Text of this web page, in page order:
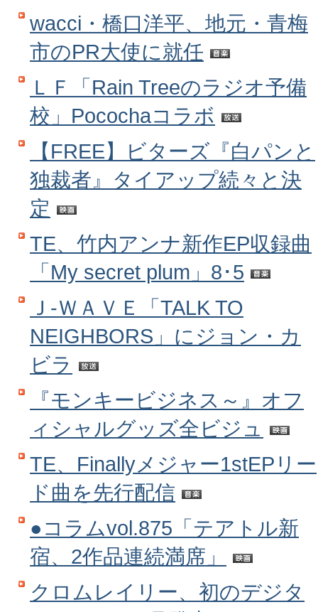
wacci・橋口洋平、地元・青梅
市のPR大使に就任
ＬＦ「Rain Treeのラジオ予備
校」Pocochaコラボ
【FREE】ビターズ『白パンと
独裁者』タイアップ続々と決
定
TE、竹内アンナ新作EP収録曲
「My secret plum」8･5
Ｊ‐ＷＡＶＥ「TALK TO
NEIGHBORS」にジョン・カ
ビラ
『モンキービジネス～』オフ
ィシャルグッズ全ビジュ
TE、Finallyメジャー1stEPリー
ド曲を先行配信
●コラムvol.875「テアトル新
宿、2作品連続満席」
クロムレイリー、初のデジタ